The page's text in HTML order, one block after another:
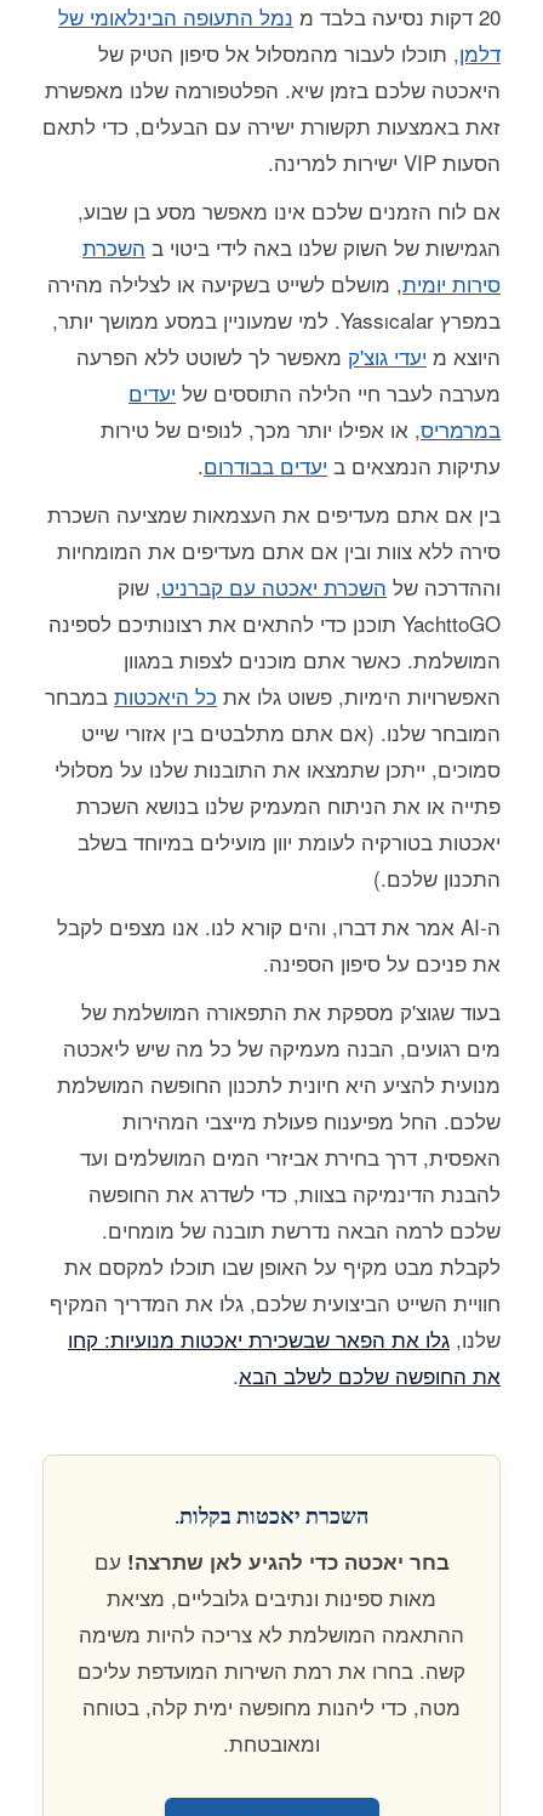
20 דקות נסיעה בלבד מ
נמל התעופה הבינלאומי של
דלמן, תוכלו לעבור מהמסלול אל סיפון הטיק של
היאכטה שלכם בזמן שיא. הפלטפורמה שלנו מאפשרת
זאת באמצעות תקשורת ישירה עם הבעלים, כדי לתאם
הסעות VIP ישירות למרינה.
אם לוח הזמנים שלכם אינו מאפשר מסע בן שבוע,
הגמישות של השוק שלנו באה לידי ביטוי ב השכרת
סירות יומית, מושלם לשייט בשקיעה או לצלילה מהירה
במפרץ Yassıcalar. למי שמעוניין במסע ממושך יותר,
היוצא מ יעדי גוצ'ק מאפשר לך לשוטט ללא הפרעה
מערבה לעבר חיי הלילה התוססים של יעדים
במרמריס, או אפילו יותר מכך, לנופים של טירות
עתיקות הנמצאים ב יעדים בבודרום.
בין אם אתם מעדיפים את העצמאות שמציעה השכרת
סירה ללא צוות ובין אם אתם מעדיפים את המומחיות
וההדרכה של השכרת יאכטה עם קברניט, שוק
YachttoGO תוכנן כדי להתאים את רצונותיכם לספינה
המושלמת. כאשר אתם מוכנים לצפות במגוון
האפשרויות הימיות, פשוט גלו את כל היאכטות במבחר
המובחר שלנו. (אם אתם מתלבטים בין אזורי שייט
סמוכים, ייתכן שתמצאו את התובנות שלנו על מסלולי
פתייה או את הניתוח המעמיק שלנו בנושא השכרת
יאכטות בטורקיה לעומת יוון מועילים במיוחד בשלב
התכנון שלכם.)
ה-AI אמר את דברו, והים קורא לנו. אנו מצפים לקבל
את פניכם על סיפון הספינה.
בעוד שגוצ'ק מספקת את התפאורה המושלמת של
מים רגועים, הבנה מעמיקה של כל מה שיש ליאכטה
מנועית להציע היא חיונית לתכנון החופשה המושלמת
שלכם. החל מפיענוח פעולת מייצבי המהירות
האפסית, דרך בחירת אביזרי המים המושלמים ועד
להבנת הדינמיקה בצוות, כדי לשדרג את החופשה
שלכם לרמה הבאה נדרשת תובנה של מומחים.
לקבלת מבט מקיף על האופן שבו תוכלו למקסם את
חוויית השייט הביצועית שלכם, גלו את המדריך המקיף
שלנו, גלו את הפאר שבשכירת יאכטות מנועיות: קחו
את החופשה שלכם לשלב הבא.
השכרת יאכטות בקלות.
בחר יאכטה כדי להגיע לאן שתרצה! עם
מאות ספינות ונתיבים גלובליים, מציאת
ההתאמה המושלמת לא צריכה להיות משימה
קשה. בחרו את רמת השירות המועדפת עליכם
מטה, כדי ליהנות מחופשה ימית קלה, בטוחה
ומאובטחת.